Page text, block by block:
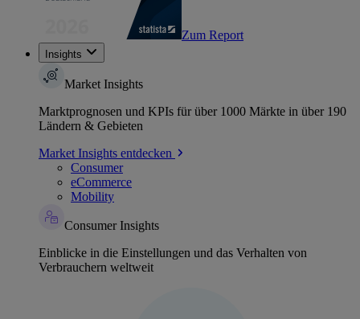
Zum Report
Insights
Market Insights
Marktprognosen und KPIs für über 1000 Märkte in über 190
Ländern & Gebieten
Market Insights entdecken
Consumer
eCommerce
Mobility
Consumer Insights
Einblicke in die Einstellungen und das Verhalten von
Verbrauchern weltweit